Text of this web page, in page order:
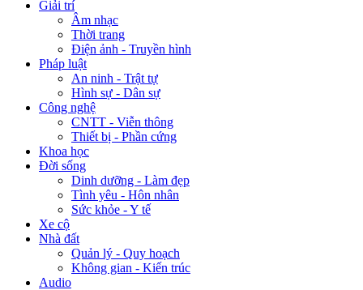
Giải trí
Âm nhạc
Thời trang
Điện ảnh - Truyền hình
Pháp luật
An ninh - Trật tự
Hình sự - Dân sự
Công nghệ
CNTT - Viễn thông
Thiết bị - Phần cứng
Khoa học
Đời sống
Dinh dưỡng - Làm đẹp
Tình yêu - Hôn nhân
Sức khỏe - Y tế
Xe cộ
Nhà đất
Quản lý - Quy hoạch
Không gian - Kiến trúc
Audio